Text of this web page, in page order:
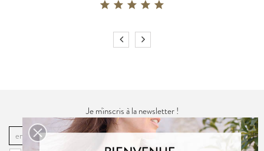
Je m'inscris à la newsletter !
OK